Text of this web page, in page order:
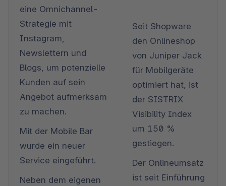
eine Omnichannel-
Strategie mit
Instagram,
Newslettern und
Blogs, um potenzielle
Kunden auf sein
Angebot aufmerksam
zu machen.
Mit der Mobile Bar
wurde ein neuer
Service eingeführt.
Neben dem eigenen
Seit Shopware
den Onlineshop
von Juniper Jack
für Mobilgeräte
optimiert hat, ist
der SISTRIX
Visibility Index
um 150 %
gestiegen.
Der Onlineumsatz
ist seit Einführung